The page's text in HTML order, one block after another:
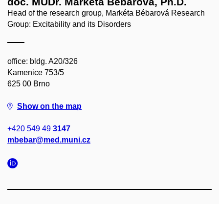
Head of the research group, Markéta Bébarová Research
Group: Excitability and its Disorders
office: bldg. A20/326
Kamenice 753/5
625 00 Brno
Show on the map
+420 549 49 3147
mbebar@med.muni.cz